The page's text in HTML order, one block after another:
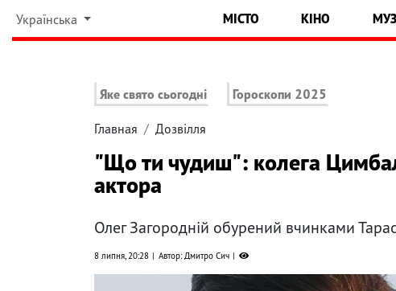
Українська МІСТО КІНО
Яке свято сьогодні Гороскопи 2025
Главная Дозвілля
"Що ти чудиш": колега
актора
Олег Загородній обурений вчинками
8 липня, 20:28 Автор: Дмитро Сич